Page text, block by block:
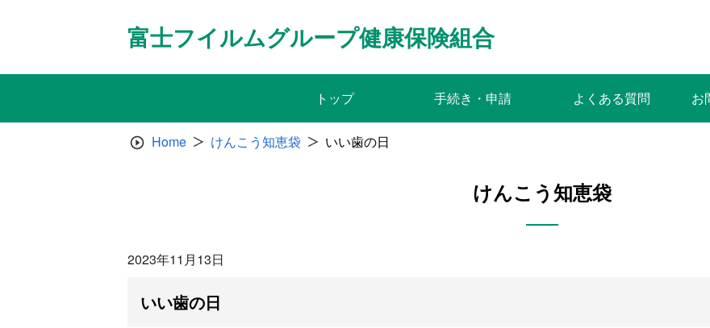
富士フイルムグループ健康保険組合
トップ 手続き・申請 よくある質問 お
Home けんこう知恵袋 いい歯の日
けんこう知恵袋
2023年11月13日
いい歯の日